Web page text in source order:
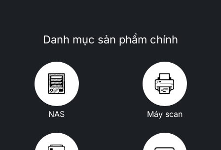
Danh mục sản phẩm chính
NAS Máy scan